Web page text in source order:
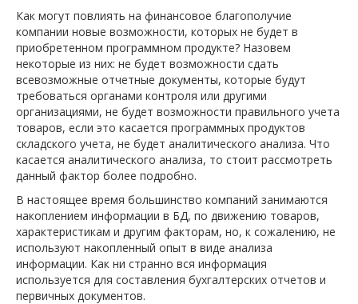
Как могут повлиять на финансовое благополучие
компании новые возможности, которых не будет в
приобретенном программном продукте? Назовем
некоторые из них: не будет возможности сдать
всевозможные отчетные документы, которые будут
требоваться органами контроля или другими
организациями, не будет возможности правильного учета
товаров, если это касается программных продуктов
складского учета, не будет аналитического анализа. Что
касается аналитического анализа, то стоит рассмотреть
данный фактор более подробно.
В настоящее время большинство компаний занимаются
накоплением информации в БД, по движению товаров,
характеристикам и другим факторам, но, к сожалению, не
используют накопленный опыт в виде анализа
информации. Как ни странно вся информация
используется для составления бухгалтерских отчетов и
первичных документов.